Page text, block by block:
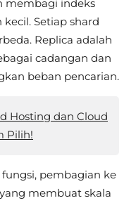
membagi indeks
Setiap shard
Replica adalah
cadangan dan
beban pencarian.
Hosting dan Cloud
Pilih!
pembagian ke
membuat skala